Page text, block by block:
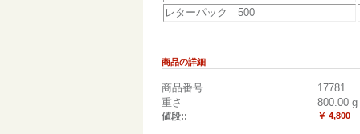
レターパック 500
商品の詳細
商品番号
17781
重さ
800.00 g
値段:: ￥ 4,800